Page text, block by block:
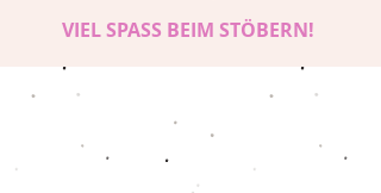
VIEL SPASS BEIM STÖBERN!